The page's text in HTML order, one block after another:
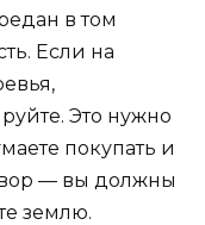
в том
Если на
Это нужно
покупать и
— вы должны
землю.